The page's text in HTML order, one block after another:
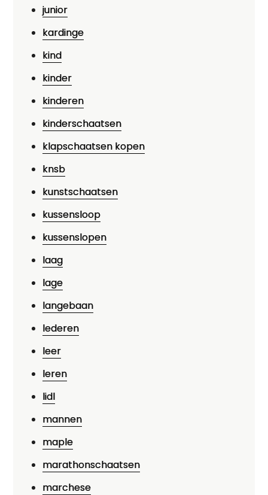
junior
kardinge
kind
kinder
kinderen
kinderschaatsen
klapschaatsen kopen
knsb
kunstschaatsen
kussensloop
kussenslopen
laag
lage
langebaan
lederen
leer
leren
lidl
mannen
maple
marathonschaatsen
marchese